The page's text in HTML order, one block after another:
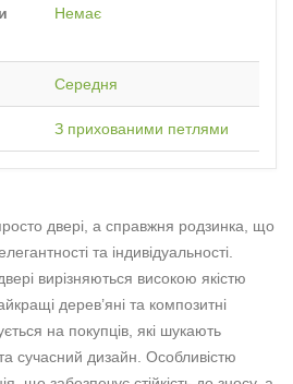
Немає
Середня
З прихованими петлями
двері, а справжня родзинка, що
та індивідуальності.
вирізняються високою якістю
дерев’яні та композитні
на покупців, які шукають
та сучасний дизайн. Особливістю